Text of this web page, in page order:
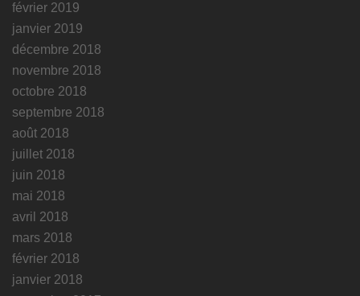
février 2019
janvier 2019
décembre 2018
novembre 2018
octobre 2018
septembre 2018
août 2018
juillet 2018
juin 2018
mai 2018
avril 2018
mars 2018
février 2018
janvier 2018